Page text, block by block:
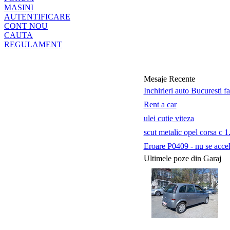
MASINI
AUTENTIFICARE
CONT NOU
CAUTA
REGULAMENT
Mesaje Recente
Inchirieri auto Bucuresti
Rent a car
ulei cutie viteza
scut metalic opel corsa c
Eroare P0409 - nu se
Ultimele poze din Garaj